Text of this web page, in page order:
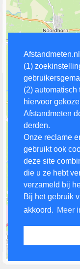
(1)
(2)
hiervoor
Afstandmeten
derden.
Onze reclame
gebruikt ook
deze site
die u ze hebt
verzameld bij
Bij het gebruik
akkoord. Meer